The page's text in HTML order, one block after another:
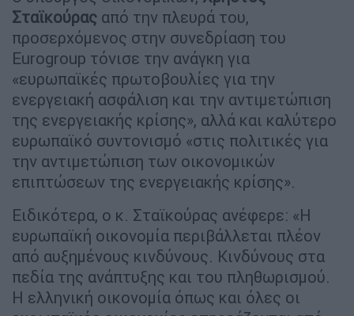
Σταϊκούρας από την πλευρά του,
προσερχόμενος στην συνεδρίαση του
Eurogroup τόνισε την ανάγκη για
«ευρωπαϊκές πρωτοβουλίες για την
ενεργειακή ασφάλιση και την αντιμετώπιση
της ενεργειακής κρίσης», αλλά και καλύτερο
ευρωπαϊκό συντονισμό «στις πολιτικές για
την αντιμετώπιση των οικονομικών
επιπτώσεων της ενεργειακής κρίσης».
Ειδικότερα, ο κ. Σταϊκούρας ανέφερε: «H
ευρωπαϊκή οικονομία περιβάλλεται πλέον
από αυξημένους κινδύνους. Κινδύνους στα
πεδία της ανάπτυξης και του πληθωρισμού.
Η ελληνική οικονομία όπως και όλες οι